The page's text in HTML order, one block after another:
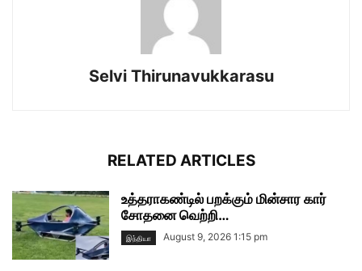
Selvi Thirunavukkarasu
RELATED ARTICLES
உத்தராகண்டில் பறக்கும் மின்சார கார்
சோதனை வெற்றி…
இந்தியா August 9, 2026 1:15 pm